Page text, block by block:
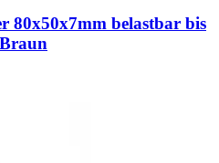
80x50x7mm belastbar bis